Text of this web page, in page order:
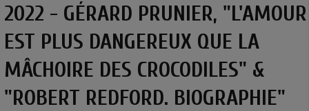
2022 - GÉRARD PRUNIER, "L'AMOUR
EST PLUS DANGEREUX QUE LA
MÂCHOIRE DES CROCODILES" &
"ROBERT REDFORD. BIOGRAPHIE"